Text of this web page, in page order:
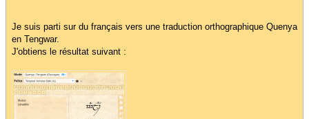
Je suis parti sur du français vers une traduction orthographique Quenya
en Tengwar.
J'obtiens le résultat suivant :